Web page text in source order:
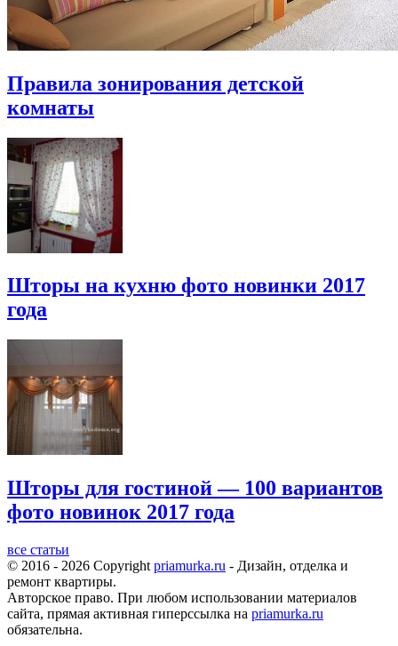
Правила зонирования детской
комнаты
Шторы на кухню фото новинки 2017
года
Шторы для гостиной — 100 вариантов
фото новинок 2017 года
все статьи
© 2016 - 2026 Copyright priamurka.ru - Дизайн, отделка и
ремонт квартиры.
Авторское право. При любом использовании материалов
сайта, прямая активная гиперссылка на priamurka.ru
обязательна.